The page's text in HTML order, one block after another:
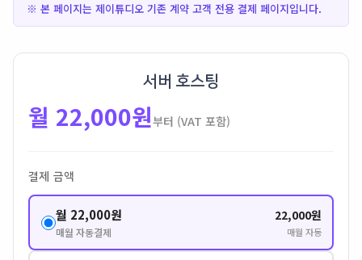
※ 본 페이지는 제이튜디오 기존 계약 고객 전용 결제 페이지입니다.
서버 호스팅
월 22,000원부터 (VAT 포함)
결제 금액
월 22,000원
매월 자동결제
22,000원
매월 자동